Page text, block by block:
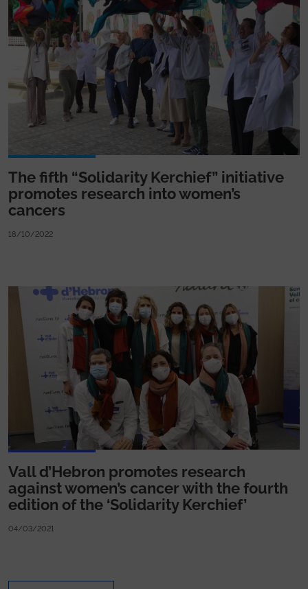
The fifth “Solidarity Kerchief” initiative
promotes research into women’s
cancers
18/10/2022
Vall d’Hebron promotes research
against women’s cancer with the fourth
edition of the ‘Solidarity Kerchief’
04/03/2021